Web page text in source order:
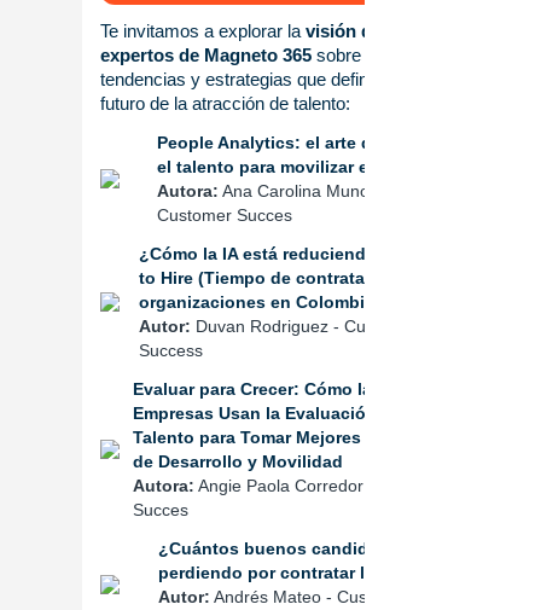
Te invitamos a explorar la visión de los
expertos de Magneto 365 sobre las
tendencias y estrategias que definirán el
futuro de la atracción de talento:
People Analytics: el arte de evaluar
el talento para movilizar el futuro
Autora: Ana Carolina Munoz Loaiza -
Customer Succes
¿Cómo la IA está reduciendo el Time
to Hire (Tiempo de contratación) en las
organizaciones en Colombia?
Autor: Duvan Rodriguez - Customer
Success
Evaluar para Crecer: Cómo las
Empresas Usan la Evaluación del
Talento para Tomar Mejores Decisiones
de Desarrollo y Movilidad
Autora: Angie Paola Corredor - Customer
Succes
¿Cuántos buenos candidatos estás
perdiendo por contratar lento?
Autor: Andrés Mateo - Customer